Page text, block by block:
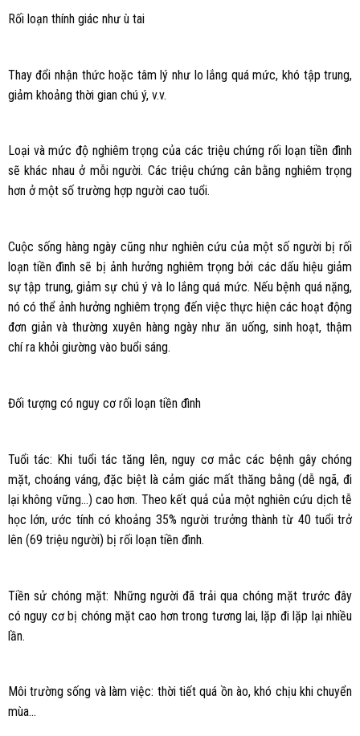
Rối loạn thính giác như ù tai
Thay đổi nhận thức hoặc tâm lý như lo lắng quá mức, khó tập trung,
giảm khoảng thời gian chú ý, v.v.
Loại và mức độ nghiêm trọng của các triệu chứng rối loạn tiền đình
sẽ khác nhau ở mỗi người. Các triệu chứng cân bằng nghiêm trọng
hơn ở một số trường hợp người cao tuổi.
Cuộc sống hàng ngày cũng như nghiên cứu của một số người bị rối
loạn tiền đình sẽ bị ảnh hưởng nghiêm trọng bởi các dấu hiệu giảm
sự tập trung, giảm sự chú ý và lo lắng quá mức. Nếu bệnh quá nặng,
nó có thể ảnh hưởng nghiêm trọng đến việc thực hiện các hoạt động
đơn giản và thường xuyên hàng ngày như ăn uống, sinh hoạt, thậm
chí ra khỏi giường vào buổi sáng.
Đối tượng có nguy cơ rối loạn tiền đình
Tuổi tác: Khi tuổi tác tăng lên, nguy cơ mắc các bệnh gây chóng
mặt, choáng váng, đặc biệt là cảm giác mất thăng bằng (dễ ngã, đi
lại không vững…) cao hơn. Theo kết quả của một nghiên cứu dịch tễ
học lớn, ước tính có khoảng 35% người trưởng thành từ 40 tuổi trở
lên (69 triệu người) bị rối loạn tiền đình.
Tiền sử chóng mặt: Những người đã trải qua chóng mặt trước đây
có nguy cơ bị chóng mặt cao hơn trong tương lai, lặp đi lặp lại nhiều
lần.
Môi trường sống và làm việc: thời tiết quá ồn ào, khó chịu khi chuyển
mùa…